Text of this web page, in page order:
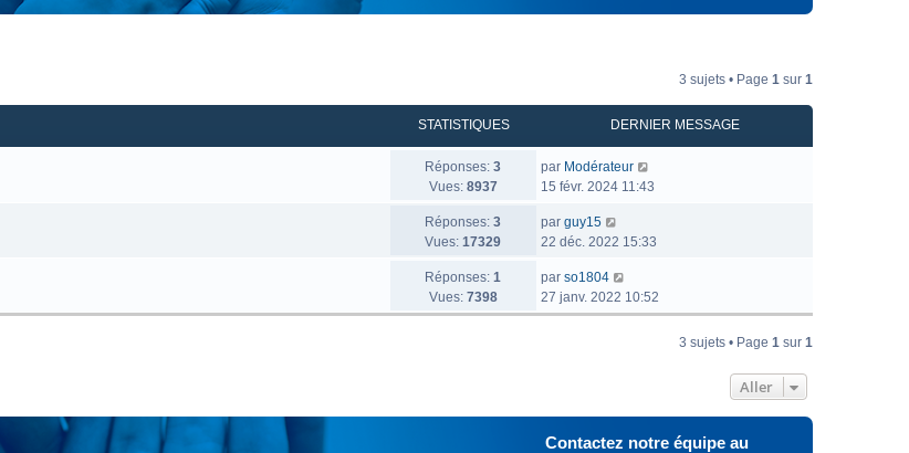
3 sujets • Page 1 sur 1
STATISTIQUES DERNIER MESSAGE
Réponses: 3
Vues: 8937
par Modérateur
15 févr. 2024 11:43
Réponses: 3
Vues: 17329
par guy15
22 déc. 2022 15:33
Réponses: 1
Vues: 7398
par so1804
27 janv. 2022 10:52
3 sujets • Page 1 sur 1
Aller
Contactez notre équipe au